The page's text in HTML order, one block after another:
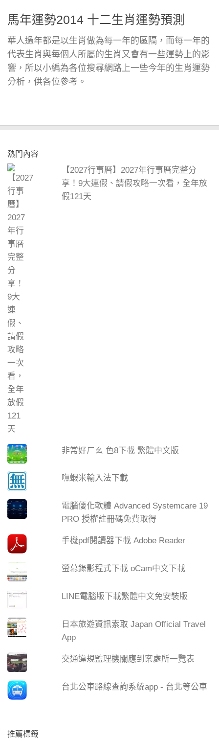
馬年運勢2014 十二生肖運勢預測
華人過年都是以生肖做為每一年的區隔，而每一年的
代表生肖與每個人所屬的生肖又會有一些運勢上的影
響，所以小編為各位搜尋網路上一些今年的生肖運勢
分析，供各位參考。
熱門內容
【2027行事曆】2027年行事曆完整分
享！9大連假、請假攻略一次看，全年放
假121天
非常好ㄏㄠ 色8下載 繁體中文版
嘸蝦米輸入法下載
電腦優化軟體 Advanced Systemcare 19
PRO 授權註冊碼免費取得
手機pdf閱讀器下載 Adobe Reader
螢幕錄影程式下載 oCam中文下載
LINE電腦版下載繁體中文免安裝版
日本旅遊資訊索取 Japan Official Travel
App
交通違規監理機關應到案處所一覽表
台北公車路線查詢系統app - 台北等公車
推薦標籤